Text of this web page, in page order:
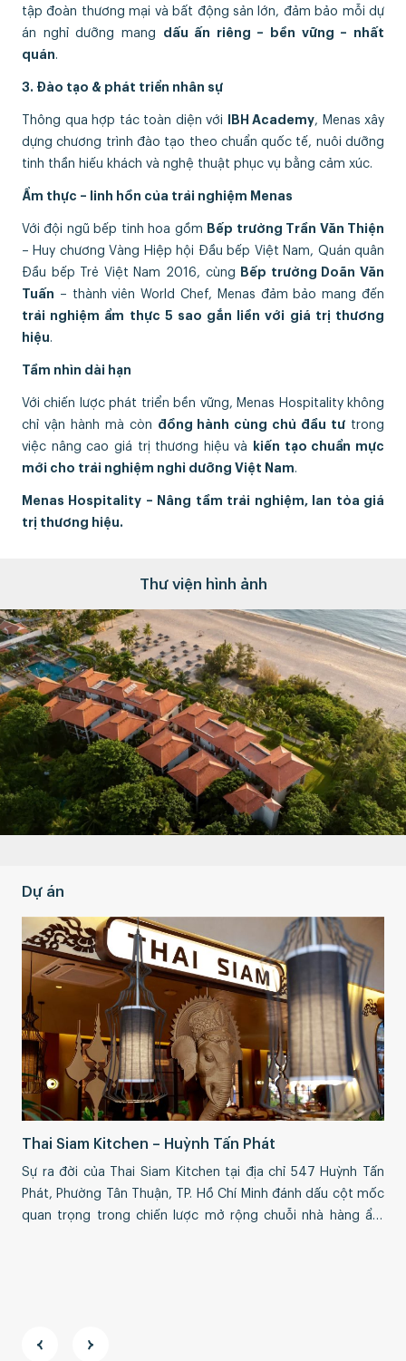
tập đoàn thương mại và bất động sản lớn, đảm bảo mỗi dự
án nghỉ dưỡng mang dấu ấn riêng – bền vững – nhất
quán.
3. Đào tạo & phát triển nhân sự
Thông qua hợp tác toàn diện với IBH Academy, Menas xây
dựng chương trình đào tạo theo chuẩn quốc tế, nuôi dưỡng
tinh thần hiếu khách và nghệ thuật phục vụ bằng cảm xúc.
Ẩm thực – linh hồn của trải nghiệm Menas
Với đội ngũ bếp tinh hoa gồm Bếp trưởng Trần Văn Thiện
– Huy chương Vàng Hiệp hội Đầu bếp Việt Nam, Quán quân
Đầu bếp Trẻ Việt Nam 2016, cùng Bếp trưởng Doãn Văn
Tuấn – thành viên World Chef, Menas đảm bảo mang đến
trải nghiệm ẩm thực 5 sao gắn liền với giá trị thương
hiệu.
Tầm nhìn dài hạn
Với chiến lược phát triển bền vững, Menas Hospitality không
chỉ vận hành mà còn đồng hành cùng chủ đầu tư trong
việc nâng cao giá trị thương hiệu và kiến tạo chuẩn mực
mới cho trải nghiệm nghỉ dưỡng Việt Nam.
Menas Hospitality – Nâng tầm trải nghiệm, lan tỏa giá
trị thương hiệu.
Thư viện hình ảnh
Dự án
Thai Siam Kitchen – Huỳnh Tấn Phát
Sự ra đời của Thai Siam Kitchen tại địa chỉ 547 Huỳnh Tấn
Phát, Phường Tân Thuận, TP. Hồ Chí Minh đánh dấu cột mốc
quan trọng trong chiến lược mở rộng chuỗi nhà hàng ẩm